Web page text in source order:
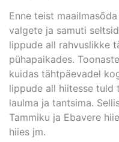
Enne teist
valgete ja samuti
lippude all rahvuslikke
pühapaikades.
kuidas tähtpäevadel
lippude all hiitesse tuld
laulma ja tantsima.
Tammiku ja Ebavere
hiies jm.